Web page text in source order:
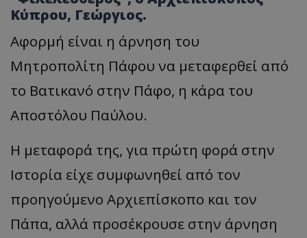
Κύπρου, Γεώργιος.
Αφορμή είναι η άρνηση του
Μητροπολίτη Πάφου να μεταφερθεί από
το Βατικανό στην Πάφο, η κάρα του
Αποστόλου Παύλου.
Η μεταφορά της, για πρώτη φορά στην
Ιστορία είχε συμφωνηθεί από τον
προηγούμενο Αρχιεπίσκοπο και τον
Πάπα, αλλά προσέκρουσε στην άρνηση